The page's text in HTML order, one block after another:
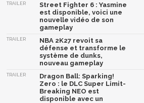
TRAILER
Street Fighter 6 : Yasmine
est disponible, voici une
nouvelle vidéo de son
gameplay
TRAILER
NBA 2K27 revoit sa
défense et transforme le
système de dunks,
nouveau gameplay
TRAILER
Dragon Ball: Sparking!
Zero : le DLC Super Limit-
Breaking NEO est
disponible avec un